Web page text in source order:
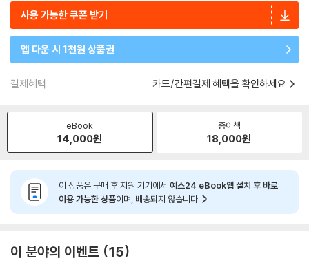
사용 가능한 쿠폰 받기
앱 다운 시 1천원 상품권
결제혜택 카드/간편결제 혜택을 확인하세요
eBook
14,000원
종이책
18,000원
이 상품은 구매 후 지원 기기에서 예스24 eBook앱 설치 후 바로
이용 가능한 상품이며, 배송되지 않습니다.
이 분야의 이벤트 15